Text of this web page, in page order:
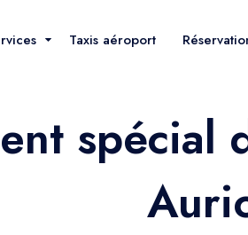
Taxis aéroport
spécial